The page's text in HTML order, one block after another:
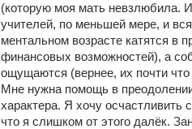
(которую моя мать невзлюбила.
учителей, по меньшей мере, и
ментальном возрасте катятся в
финансовых возможностей), а
ощущаются (вернее, их почти что
Мне нужна помощь в
характера. Я хочу
что я слишком от этого далёк.